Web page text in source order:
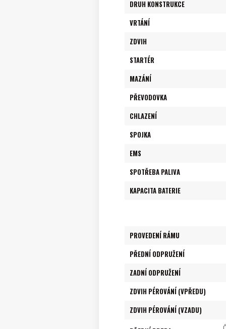
DRUH KONSTRUKCE
VRTÁNÍ
ZDVIH
STARTÉR
MAZÁNÍ
PŘEVODOVKA
CHLAZENÍ
SPOJKA
EMS
SPOTŘEBA PALIVA
KAPACITA BATERIE
PROVEDENÍ RÁMU
PŘEDNÍ ODPRUŽENÍ
ZADNÍ ODPRUŽENÍ
ZDVIH PÉROVÁNÍ (VPŘEDU)
ZDVIH PÉROVÁNÍ (VZADU)